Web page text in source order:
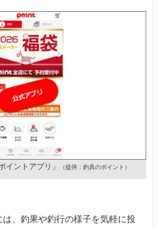
イントアプリ」 （提供：釣具のポイント）
は、釣果や釣行の様子を気軽に投